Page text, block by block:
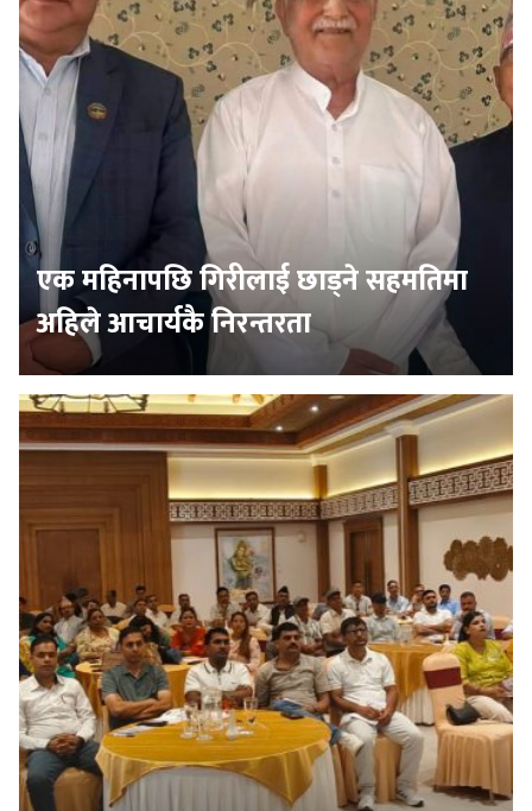
एक महिनापछि गिरीलाई छाड्ने सहमतिमा
अहिले आचार्यकै निरन्तरता